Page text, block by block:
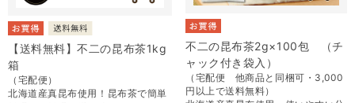
【送料無料】不二の昆布茶1kg
箱
（宅配便）
北海道産真昆布使用！昆布茶で簡単
不二の昆布茶2g×100包 （チ
ャック付き袋入）
（宅配便 他商品と同梱可・3,000
円以上で送料無料）